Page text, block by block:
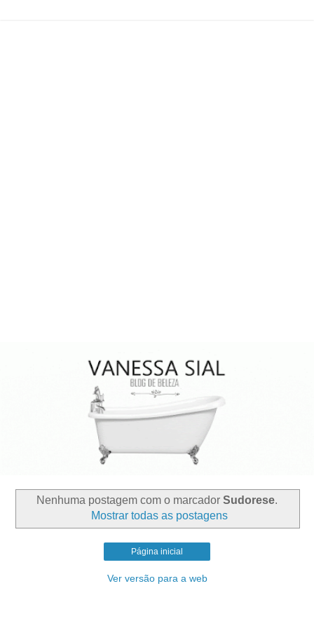
Nenhuma postagem com o marcador Sudorese.
Mostrar todas as postagens
Página inicial
Ver versão para a web